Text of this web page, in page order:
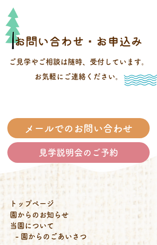
ご見学やご相談は随時、受付しています。
お気軽にご連絡ください。
メールでのお問い合わせ
見学説明会のご予約
トップページ
園からのお知らせ
当園について
- 園からのごあいさつ